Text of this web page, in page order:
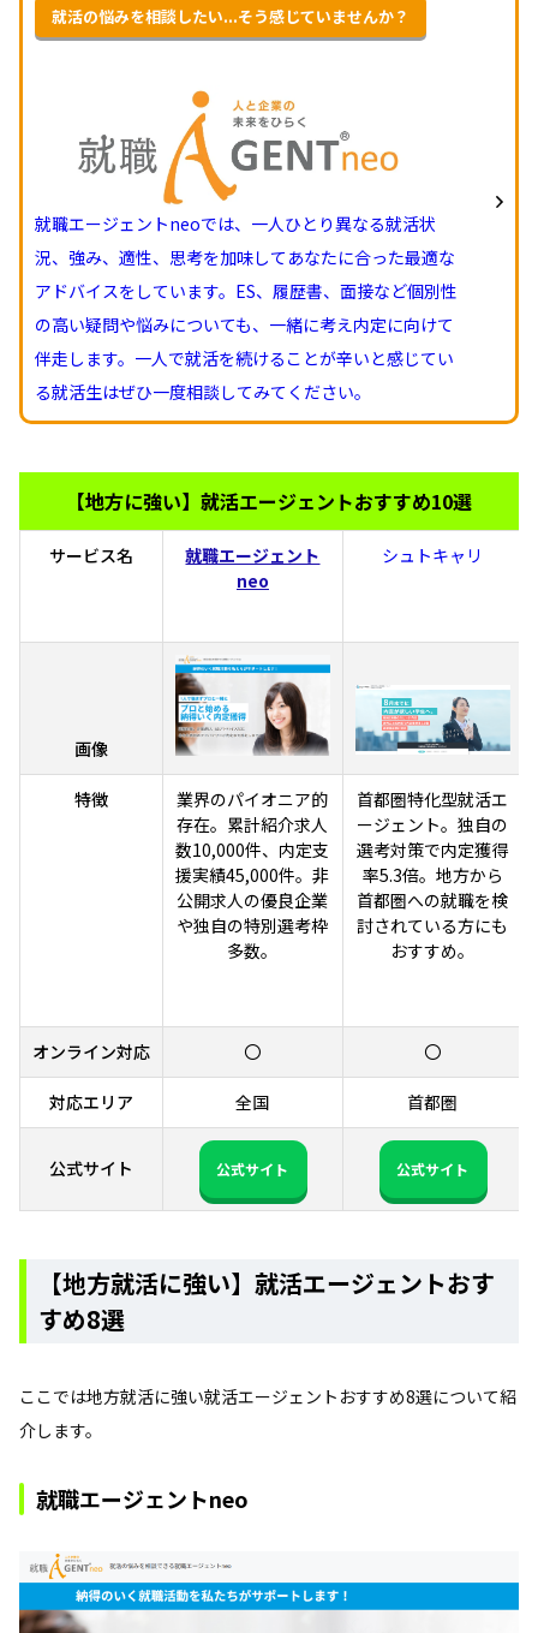
就活の悩みを相談したい...そう感じていませんか？
就職エージェントneoでは、一人ひとり異なる就活状
況、強み、適性、思考を加味してあなたに合った最適な
アドバイスをしています。ES、履歴書、面接など個別性
の高い疑問や悩みについても、一緒に考え内定に向けて
伴走します。一人で就活を続けることが辛いと感じてい
る就活生はぜひ一度相談してみてください。
【地方に強い】就活エージェントおすすめ10選
サービス名
就職エージェント
neo
シュトキャリ
画像
特徴
業界のパイオニア的
存在。累計紹介求人
数10,000件、内定支
援実績45,000件。非
公開求人の優良企業
や独自の特別選考枠
多数。
首都圏特化型就活エ
ージェント。独自の
選考対策で内定獲得
率5.3倍。地方から
首都圏への就職を検
討されている方にも
おすすめ。
オンライン対応 〇 〇
対応エリア 全国 首都圏
公式サイト 公式サイト 公式サイト
【地方就活に強い】就活エージェントおす
すめ8選
ここでは地方就活に強い就活エージェントおすすめ8選について紹
介します。
就職エージェントneo